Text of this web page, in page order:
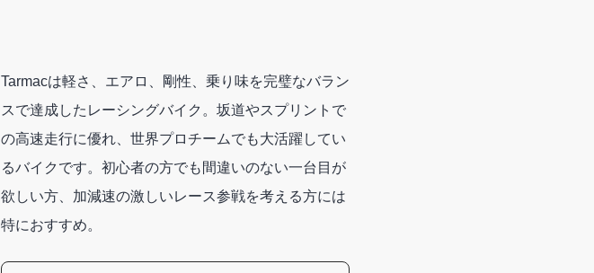
Tarmacは軽さ、エアロ、剛性、乗り味を完璧なバラン
スで達成したレーシングバイク。坂道やスプリントで
の高速走行に優れ、世界プロチームでも大活躍してい
るバイクです。初心者の方でも間違いのない一台目が
欲しい方、加減速の激しいレース参戦を考える方には
特におすすめ。